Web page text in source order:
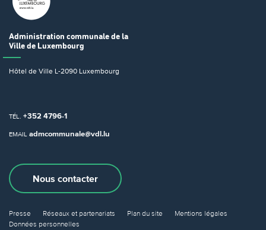
Administration communale de la
Ville de Luxembourg
Hôtel de Ville L-2090 Luxembourg
TÉL. +352 4796-1
EMAIL admcommunale@vdl.lu
Nous contacter
Presse Réseaux et partenariats Plan du site
Mentions légales
Données personnelles